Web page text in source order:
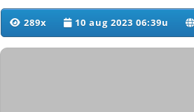
289x 10 aug 2023 06:39u